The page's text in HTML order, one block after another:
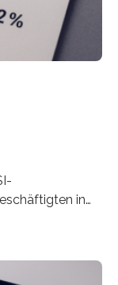
in
mit 72 Prozent
Für